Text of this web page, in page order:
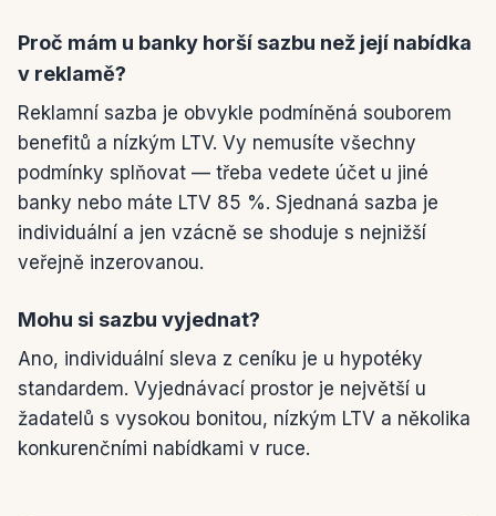
Proč mám u banky horší sazbu než její nabídka
v reklamě?
Reklamní sazba je obvykle podmíněná souborem
benefitů a nízkým LTV. Vy nemusíte všechny
podmínky splňovat — třeba vedete účet u jiné
banky nebo máte LTV 85 %. Sjednaná sazba je
individuální a jen vzácně se shoduje s nejnižší
veřejně inzerovanou.
Mohu si sazbu vyjednat?
Ano, individuální sleva z ceníku je u hypotéky
standardem. Vyjednávací prostor je největší u
žadatelů s vysokou bonitou, nízkým LTV a několika
konkurenčními nabídkami v ruce.